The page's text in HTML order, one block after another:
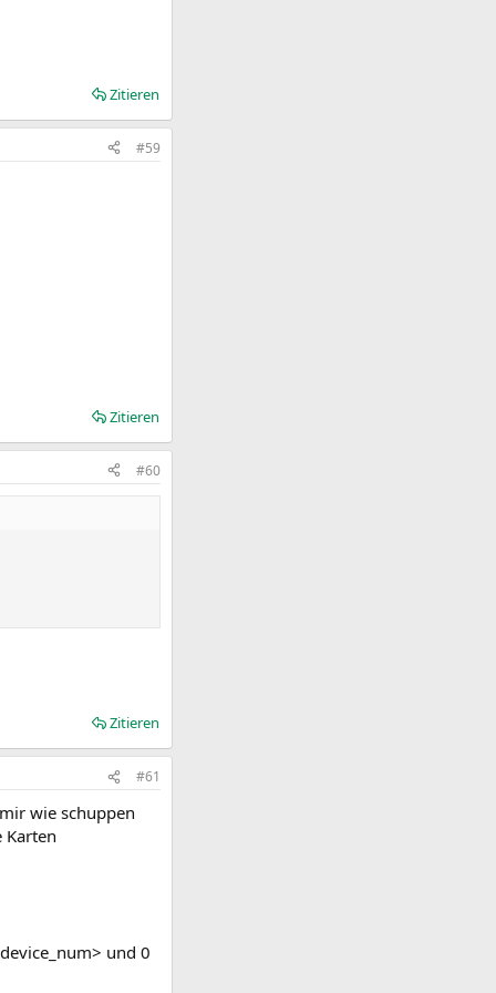
Zitieren
#59
Zitieren
#60
Zitieren
#61
wie schuppen
Karten
und 0